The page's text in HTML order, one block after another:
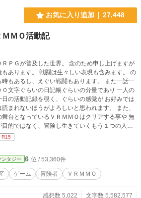
修正を施した作品です。お気に入り追加 27,448
ＭＯ活動記
普及した世界。 念のため申し上げますが
は生々しい表現も含みます。 の
あるし、えぐい戦闘もあります。 また一話一
０文字ぐらいの日記帳ぐらいの分量であり 一人の
活動記録を覗く、ぐらいの感覚が お好みでは
まれないほうがよろしいと思われます。 また、
舞台となっているＶＲＭＭＯはクリアする事や 無
目的ではなく、冒険し生きていくもう１つの人生
また、転生物やデスゲームなどに
ともございませんので、そのようなお話がお好み
ないほうが良いと思われます。
R15
ンタジー 6 位 / 53,360件
ゲーム 冒険者 ＶＲＭＭＯ
感想数 5,022 文字数 5,582,577